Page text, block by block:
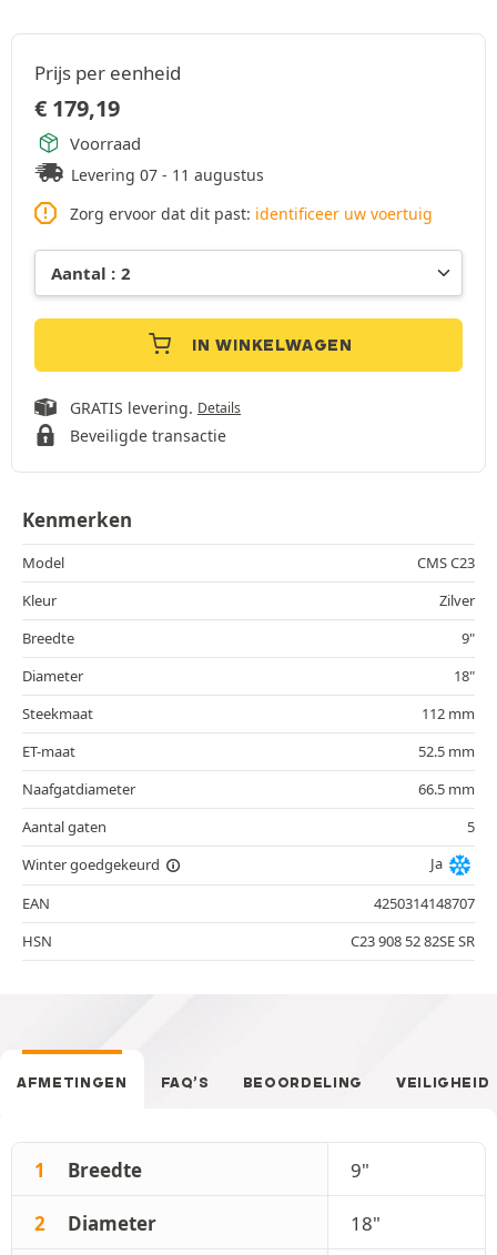
Prijs per eenheid
€ 179,19
Voorraad
Levering 07 - 11 augustus
Zorg ervoor dat dit past: identificeer uw voertuig
IN WINKELWAGEN
GRATIS levering. Details
Beveiligde transactie
Kenmerken
Model
CMS C23
Kleur
Zilver
Breedte
9"
Diameter
18"
Steekmaat
112 mm
ET-maat
52.5 mm
Naafgatdiameter
66.5 mm
Aantal gaten
5
Winter goedgekeurd
Ja
EAN
4250314148707
HSN
C23 908 52 82SE SR
AFMETINGEN FAQ’S BEOORDELING VEILIGHEID
1 Breedte 9"
2 Diameter 18"